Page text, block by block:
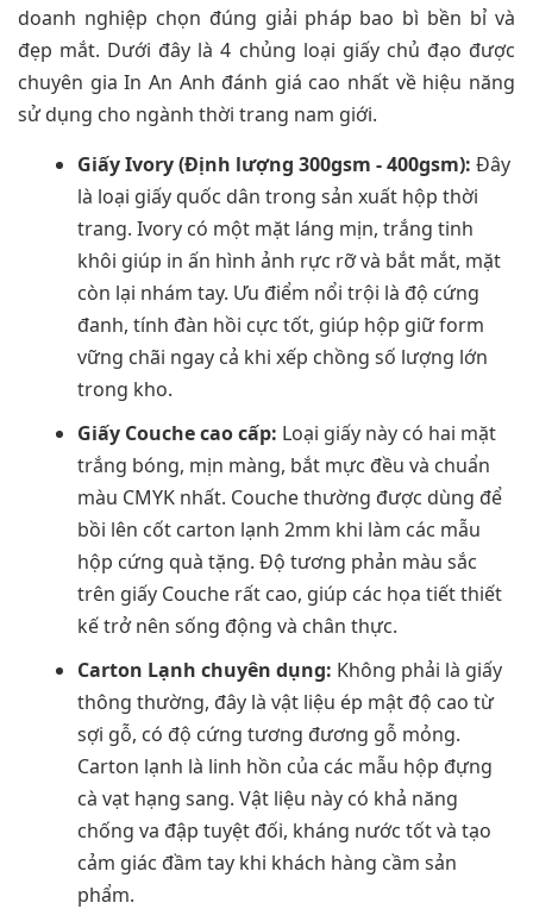
doanh nghiệp chọn đúng giải pháp bao bì bền bỉ và
đẹp mắt. Dưới đây là 4 chủng loại giấy chủ đạo được
chuyên gia In An Anh đánh giá cao nhất về hiệu năng
sử dụng cho ngành thời trang nam giới.
Giấy Ivory (Định lượng 300gsm - 400gsm): Đây
là loại giấy quốc dân trong sản xuất hộp thời
trang. Ivory có một mặt láng mịn, trắng tinh
khôi giúp in ấn hình ảnh rực rỡ và bắt mắt, mặt
còn lại nhám tay. Ưu điểm nổi trội là độ cứng
đanh, tính đàn hồi cực tốt, giúp hộp giữ form
vững chãi ngay cả khi xếp chồng số lượng lớn
trong kho.
Giấy Couche cao cấp: Loại giấy này có hai mặt
trắng bóng, mịn màng, bắt mực đều và chuẩn
màu CMYK nhất. Couche thường được dùng để
bồi lên cốt carton lạnh 2mm khi làm các mẫu
hộp cứng quà tặng. Độ tương phản màu sắc
trên giấy Couche rất cao, giúp các họa tiết thiết
kế trở nên sống động và chân thực.
Carton Lạnh chuyên dụng: Không phải là giấy
thông thường, đây là vật liệu ép mật độ cao từ
sợi gỗ, có độ cứng tương đương gỗ mỏng.
Carton lạnh là linh hồn của các mẫu hộp đựng
cà vạt hạng sang. Vật liệu này có khả năng
chống va đập tuyệt đối, kháng nước tốt và tạo
cảm giác đầm tay khi khách hàng cầm sản
phẩm.